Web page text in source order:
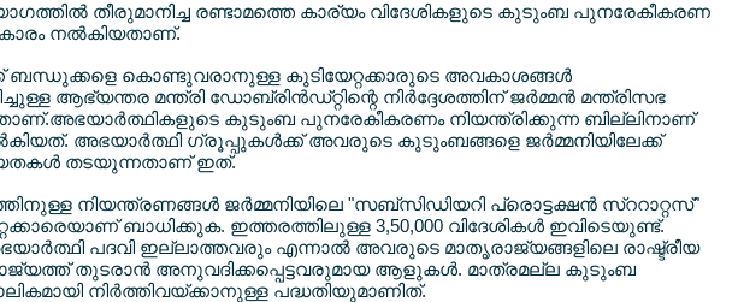
തീരുമാനിച്ച രണ്ടാമത്തെ കാര്യം വിദേശികളുടെ കുടുംബ പുനരേകീകരണ
നല്‍കിയതാണ്.
ബന്ധുക്കളെ കൊണ്ടുവരാനുള്ള കുടിയേറ്റക്കാരുടെ അവകാശങ്ങള്‍
ആഭ്യന്തര മന്ത്രി ഡോബ്രിന്‍ഡ്റ്റിന്റെ നിര്‍ദ്ദേശത്തിന് ജര്‍മ്മന്‍ മന്ത്രിസഭ
കുടുംബ പുനരേകീകരണം നിയന്ത്രിക്കുന്ന ബില്ലിനാണ്
അഭയാര്‍ത്ഥി ഗ്രൂപ്പുകള്‍ക്ക് അവരുടെ കുടുംബങ്ങളെ ജര്‍മ്മനിയിലേക്ക്
തടയുന്നതാണ് ഇത്.
നിയന്ത്രണങ്ങള്‍ ജര്‍മ്മനിയിലെ "സബ്സിഡിയറി പ്രൊട്ടക്ഷന്‍ സ്ററാറ്റസ്"
ബാധിക്കുക. ഇത്തരത്തിലുള്ള 3,50,000 വിദേശികള്‍ ഇവിടെയുണ്ട്.
പദവി ഇല്ലാത്തവരും എന്നാല്‍ അവരുടെ മാതൃരാജ്യങ്ങളിലെ രാഷ്ട്രീയ
തുടരാന്‍ അനുവദിക്കപ്പെട്ടവരുമായ ആളുകള്‍. മാത്രമല്ല കുടുംബ
നിര്‍ത്തിവയ്ക്കാനുള്ള പദ്ധതിയുമാണിത്.